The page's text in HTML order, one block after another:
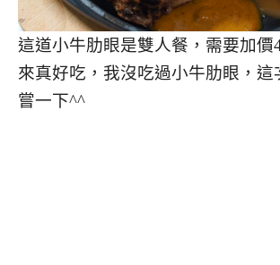
這道小牛肋眼是雙人餐，需要加價
來真好吃，我沒吃過小牛肋眼，這
嘗一下^^